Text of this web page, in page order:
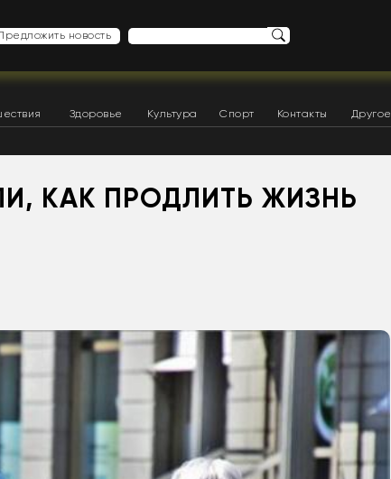
новость
Здоровье Культура Спорт Контакты Другое
КАК ПРОДЛИТЬ ЖИЗНЬ